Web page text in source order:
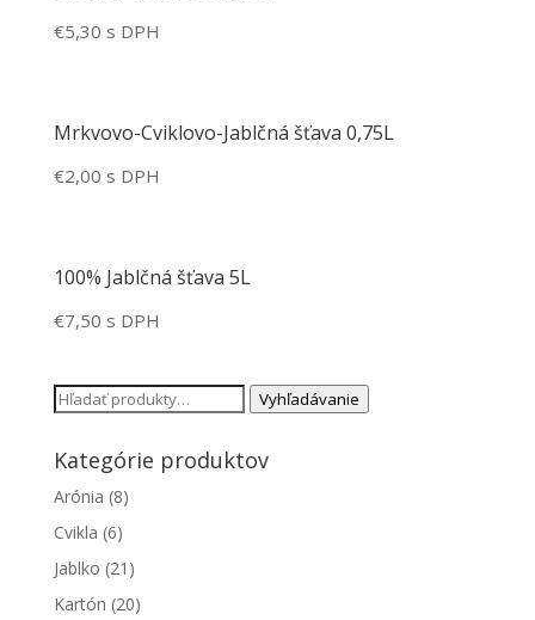
€5,30 s DPH
Mrkvovo-Cviklovo-Jablčná šťava 0,75L
€2,00 s DPH
100% Jablčná šťava 5L
€7,50 s DPH
Hľadať: Vyhľadávanie
Kategórie produktov
Arónia (8)
Cvikla (6)
Jablko (21)
Kartón (20)